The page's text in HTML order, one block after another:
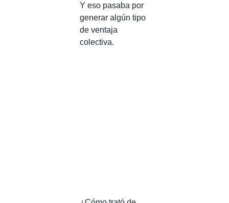
Y eso pasaba por
generar algún tipo
de ventaja
colectiva.